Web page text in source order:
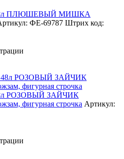
48л ПЛЮШЕВЫЙ МИШКА
ФЕ-69787 Штрих код:
РОЗОВЫЙ ЗАЙЧИК
фигурная строчка Артикул: